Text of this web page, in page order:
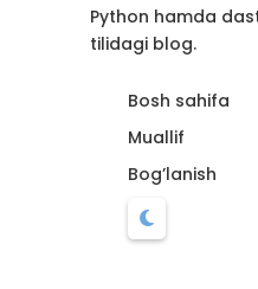
Python hamda
tilidagi blog.
Bosh sahifa
Muallif
Bog’lanish